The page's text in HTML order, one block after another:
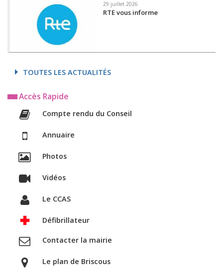
29 juillet 2026
RTE vous informe
TOUTES LES ACTUALITÉS
Accès Rapide
Compte rendu du Conseil
Annuaire
Photos
Vidéos
Le CCAS
Défibrillateur
Contacter la mairie
Le plan de Briscous